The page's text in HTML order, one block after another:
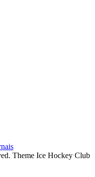
Theme Ice Hockey Club